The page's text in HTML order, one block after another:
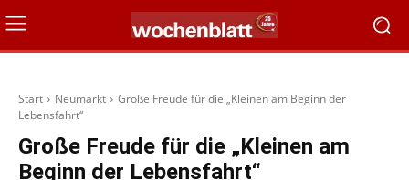
Start Neumarkt
Große Freude für die „Kleinen am Beginn der
Lebensfahrt“
Große Freude für die „Kleinen am
Beginn der Lebensfahrt“